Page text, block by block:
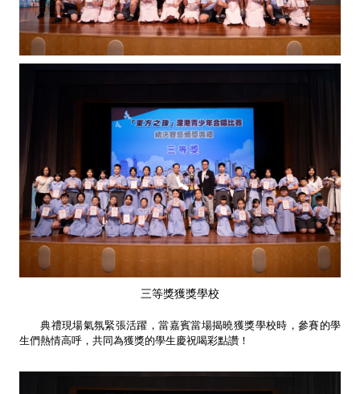
三等獎獲獎學校
典禮現場氣氛緊張活躍，當嘉賓當場揭曉獲獎學校時，參賽的學
生們熱情高呼，共同為獲獎的學生慶祝喝彩點讚！